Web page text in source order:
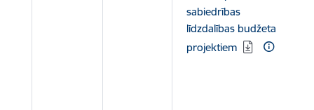
sabiedrības
līdzdalības budžeta
projektiem